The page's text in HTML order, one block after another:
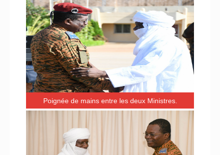
Poignée de mains entre les deux Ministres.